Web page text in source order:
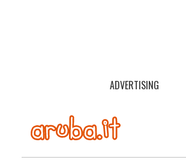
ADVERTISING